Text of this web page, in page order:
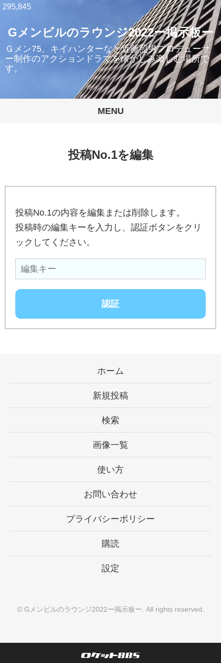
Gメンビルのラウンジ2022ー掲示板ー
Ｇメン75、キイハンターなど近藤照男プロデューサ
ー制作のアクションドラマを懐かしみ楽しむ場所で
す。
MENU
295,845
投稿No.1を編集
投稿No.1の内容を編集または削除します。
投稿時の編集キーを入力し、認証ボタンをクリ
ックしてください。
ホーム
新規投稿
検索
画像一覧
使い方
お問い合わせ
プライバシーポリシー
購読
設定
© Gメンビルのラウンジ2022ー掲示板ー . All rights reserved.